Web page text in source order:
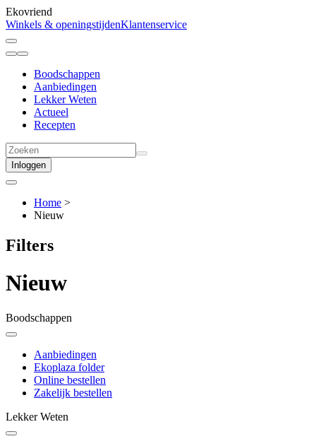
Ekovriend
Winkels & openingstijdenKlantenservice
Boodschappen
Aanbiedingen
Lekker Weten
Actueel
Recepten
Inloggen
Home >
Nieuw
Filters
Nieuw
Boodschappen
Aanbiedingen
Ekoplaza folder
Online bestellen
Zakelijk bestellen
Lekker Weten